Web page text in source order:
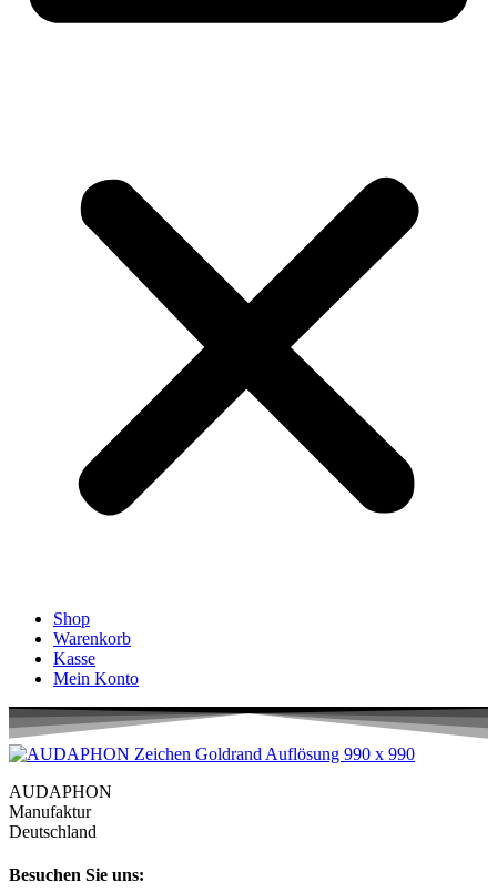
Shop
Warenkorb
Kasse
Mein Konto
AUDAPHON
Manufaktur
Deutschland
Besuchen Sie uns: